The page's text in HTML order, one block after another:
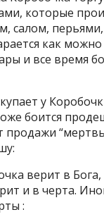
которые
салом,
как
и все время
у
боится
продажи
верит в Бога,
и в черта.
: